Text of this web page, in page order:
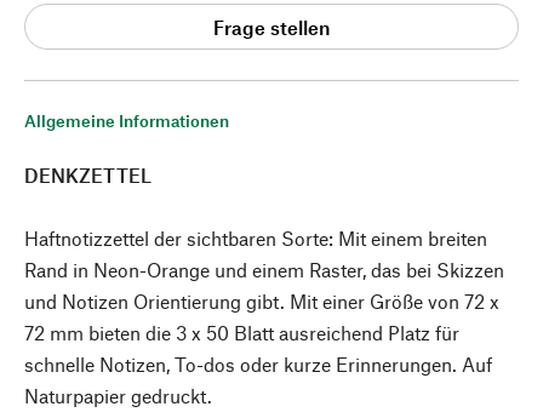
Allgemeine Informationen
DENKZETTEL
Haftnotizzettel der sichtbaren Sorte: Mit einem breiten
Rand in Neon-Orange und einem Raster, das bei Skizzen
und Notizen Orientierung gibt. Mit einer Größe von 72 x
72 mm bieten die 3 x 50 Blatt ausreichend Platz für
schnelle Notizen, To-dos oder kurze Erinnerungen. Auf
Naturpapier gedruckt.
Frage stellen